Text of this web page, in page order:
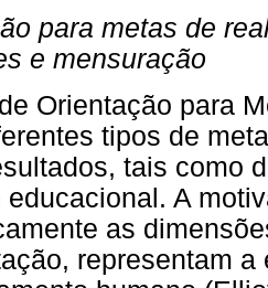
para metas de
e mensuração
Orientação para
tipos de
tais como
educacional. A
as
representam